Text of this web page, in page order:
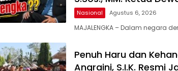
Nasional Agustus 6, 2026
MAJALENGKA – Dalam negara
Penuh Haru dan
Angraini, S.I.K. Resmi